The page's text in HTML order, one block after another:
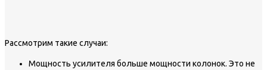
Рассмотрим такие случаи:
Мощность усилителя больше мощности колонок. Это не